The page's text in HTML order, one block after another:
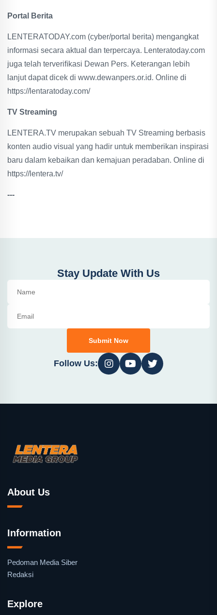
Portal Berita
LENTERATODAY.com (cyber/portal berita) mengangkat
informasi secara aktual dan terpercaya. Lenteratoday.com
juga telah terveriﬁkasi Dewan Pers. Keterangan lebih
lanjut dapat dicek di www.dewanpers.or.id. Online di
https://lentaratoday.com/
TV Streaming
LENTERA.TV merupakan sebuah TV Streaming berbasis
konten audio visual yang hadir untuk memberikan inspirasi
baru dalam kebaikan dan kemajuan peradaban. Online di
https://lentera.tv/
---
Stay Update With Us
Submit Now
Follow Us:
About Us
Information
Pedoman Media Siber
Redaksi
Explore